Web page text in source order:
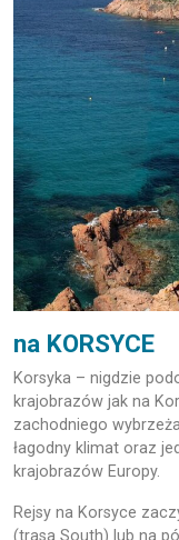
na KORSYCE
Korsyka – nigdzie
krajobrazów jak na
zachodniego
łagodny klimat oraz
krajobrazów Europy.
Rejsy na Korsyce